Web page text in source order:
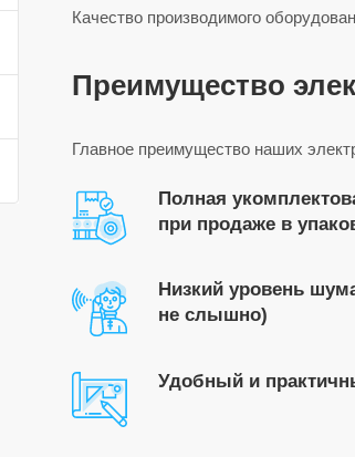
Качество производимого
Преимущество
Главное преимущество наших
Полная
при продаже в
Низкий уровень
не слышно)
Удобный и